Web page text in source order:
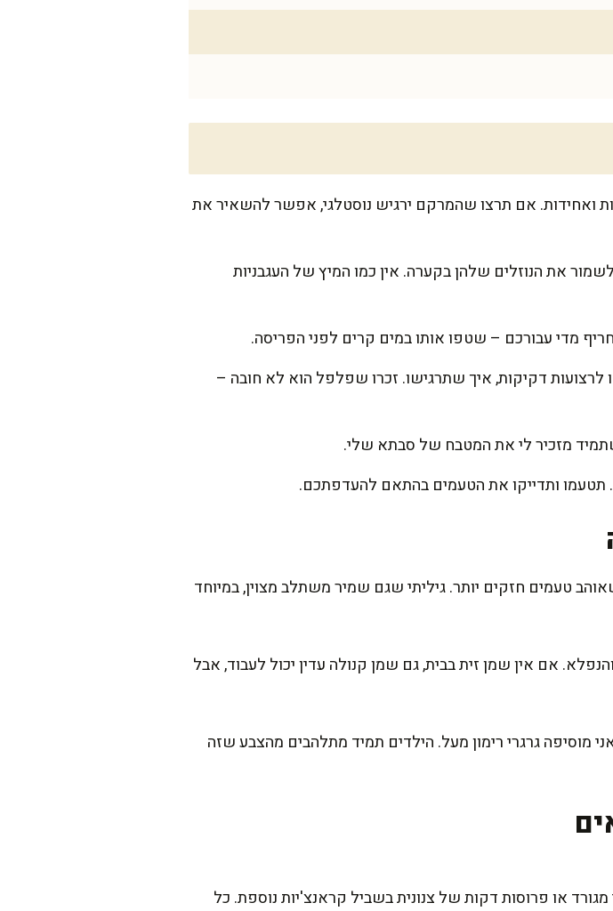
ואחידות. אם תרצו שהמרקם ירגיש נוסטלגי, אפשר להשאיר את
את הנוזלים שלהן בקערה. אין כמו המיץ של העגבניות
מדי עבורכם – שטפו אותו במים קרים לפני הפריסה.
דקיקות, איך שתרגישו. זכרו שפלפל הוא לא חובה –
שתמיד מזכיר לי את המטבח של סבתא שלי.
תטעמו ותדייקו את הטעמים בהתאם להעדפתכם.
טעמים חזקים יותר. גיליתי שגם שמיר משתלב מצוין, במיוחד
אם אין שמן זית בבית, גם שמן קנולה עדין יכול לעבוד, אבל
מוסיפה גרגרי רימון מעל. הילדים תמיד מתלהבים מהצבע שזה
או פרוסות דקות של צנונית בשביל קראנצ'יות נוספת. כל